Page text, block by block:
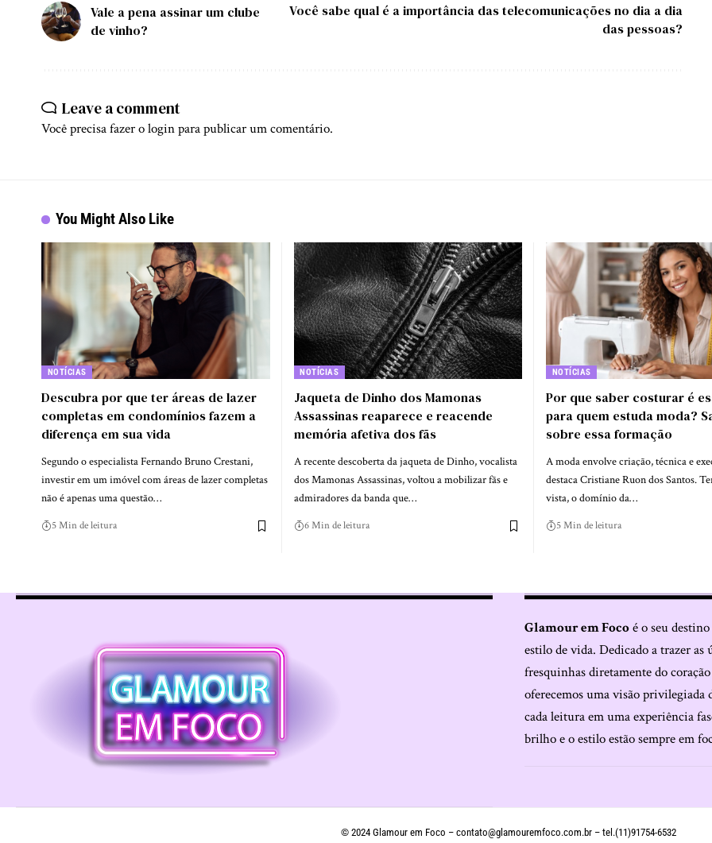
Vale a pena assinar um clube
de vinho?
Você sabe qual é a importância das telecomunicações no dia a dia
das pessoas?
Leave a comment
Você precisa fazer ologinpara publicar um comentário.
You Might Also Like
NOTÍCIAS
Descubra por que ter áreas de lazer
completas em condomínios fazem a
diferença em sua vida
Segundo o especialista Fernando Bruno Crestani,
investir em um imóvel com áreas de lazer completas
não é apenas uma questão…
5 Min de leitura
NOTÍCIAS
Jaqueta de Dinho dos Mamonas
Assassinas reaparece e reacende
memória afetiva dos fãs
A recente descoberta da jaqueta de Dinho, vocalista
dos Mamonas Assassinas, voltou a mobilizar fãs e
admiradores da banda que…
6 Min de leitura
NOTÍCIAS
Por que saber costurar é
para quem estuda moda?
sobre essa formação
A moda envolve criação, técnica e
destaca Cristiane Ruon dos Santos.
vista, o domínio da…
5 Min de leitura
Glamour em Focoé o seu
estilo de vida. Dedicado a trazer
fresquinhas diretamente do
oferecemos uma visão privilegiada
cada leitura em uma experiência
brilho e o estilo estão sempre em
© 2024 Glamour em Foco – contato@glamouremfoco.com.br – tel.(11)91754-6532